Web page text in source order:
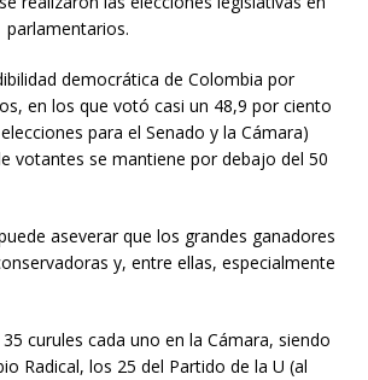
parlamentarios.
democrática de Colombia por
en los que votó casi un 48,9 por ciento
para el Senado y la Cámara)
votantes se mantiene por debajo del 50
aseverar que los grandes ganadores
y, entre ellas, especialmente
curules cada uno en la Cámara, siendo
Radical, los 25 del Partido de la U (al